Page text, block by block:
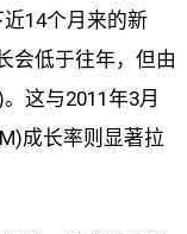
14个月来的新
会低于往年，但由
这与2011年3月
成长率则显著拉